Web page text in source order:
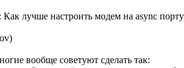
лучше настроить модем на async
вообще советуют сделать так: